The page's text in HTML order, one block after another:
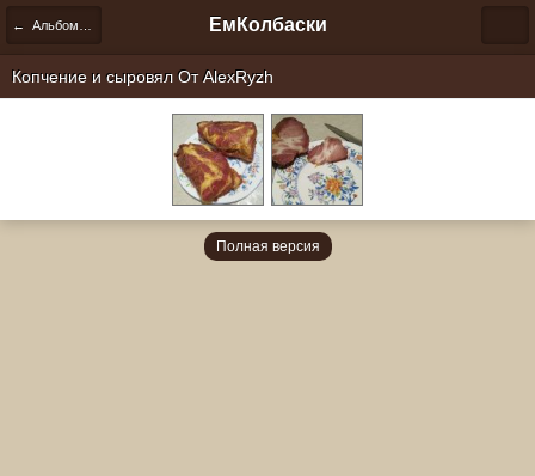
← Альбомы пользователей ЕмКолбаски
Копчение и сыровял ОтAlexRyzh
Полная версия